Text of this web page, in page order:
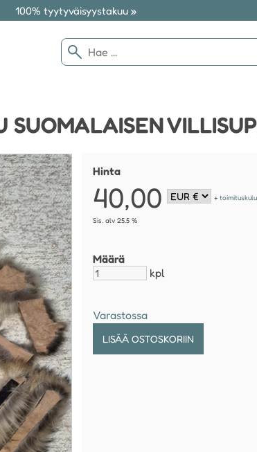
100% tyytyväisyystakuu »
Hinta
40,00 +
Sis. alv 25.5 %
Määrä
kpl
Varastossa